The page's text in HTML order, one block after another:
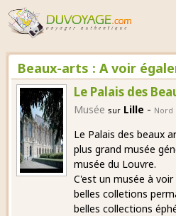
Beaux-arts : A voir
Le Palais des
Musée sur Lille - Nord
Le Palais des beaux
plus grand musée
musée du Louvre.
C'est un musée à
belles colletions
belles collections